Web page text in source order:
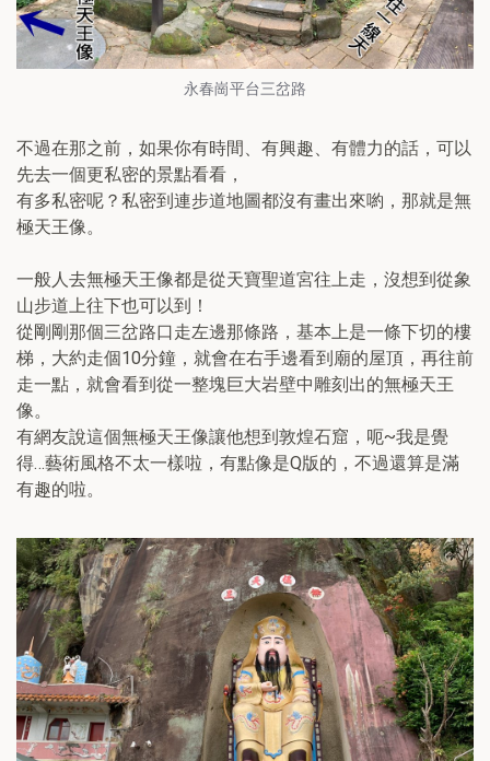
永春崗平台三岔路
不過在那之前，如果你有時間、有興趣、有體力的話，可以
先去一個更私密的景點看看，
有多私密呢？私密到連步道地圖都沒有畫出來喲，那就是無
極天王像。
一般人去無極天王像都是從天寶聖道宮往上走，沒想到從象
山步道上往下也可以到！
從剛剛那個三岔路口走左邊那條路，基本上是一條下切的樓
梯，大約走個10分鐘，就會在右手邊看到廟的屋頂，再往前
走一點，就會看到從一整塊巨大岩壁中雕刻出的無極天王
像。
有網友說這個無極天王像讓他想到敦煌石窟，呃~我是覺
得…藝術風格不太一樣啦，有點像是Q版的，不過還算是滿
有趣的啦。